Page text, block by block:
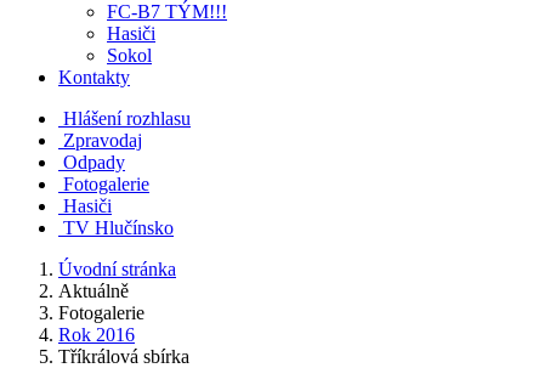
FC-B7 TÝM!!!
Hasiči
Sokol
Kontakty
Hlášení rozhlasu
Zpravodaj
Odpady
Fotogalerie
Hasiči
TV Hlučínsko
Úvodní stránka
Aktuálně
Fotogalerie
Rok 2016
Tříkrálová sbírka